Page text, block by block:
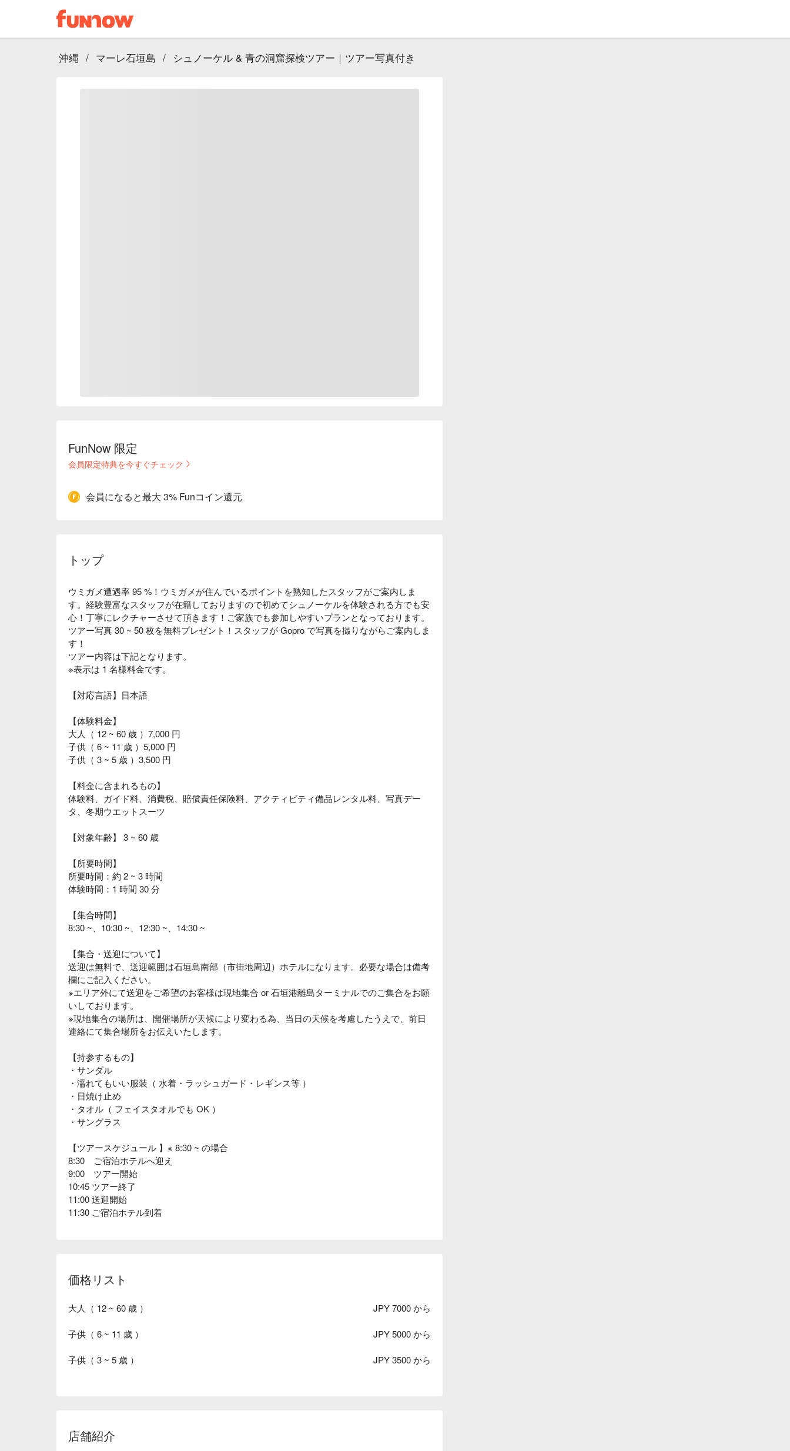
沖縄 / マーレ石垣島 / シュノーケル & 青の洞窟探検ツアー｜ツアー写真付き
FunNow 限定
会員限定特典を今すぐチェック
会員になると最大 3% Funコイン還元
トップ
ウミガメ遭遇率 95 %！ウミガメが住んでいるポイントを熟知したスタッフがご案内しま
す。経験豊富なスタッフが在籍しておりますので初めてシュノーケルを体験される方でも安
心！丁寧にレクチャーさせて頂きます！ご家族でも参加しやすいプランとなっております。
ツアー写真 30 ~ 50 枚を無料プレゼント！スタッフが Gopro で写真を撮りながらご案内しま
す！
ツアー内容は下記となります。
※表示は 1 名様料金です。
【対応言語】日本語
【体験料金】
大人（ 12 ~ 60 歳 ）7,000 円
子供（ 6 ~ 11 歳 ）5,000 円
子供（ 3 ~ 5 歳 ）3,500 円
【料金に含まれるもの】
体験料、ガイド料、消費税、賠償責任保険料、アクティビティ備品レンタル料、写真デー
タ、冬期ウエットスーツ
【対象年齢】 3 ~ 60 歳
【所要時間】
所要時間：約 2 ~ 3 時間
体験時間：1 時間 30 分
【集合時間】
8:30 ~、10:30 ~、12:30 ~、14:30 ~
【集合・送迎について】
送迎は無料で、送迎範囲は石垣島南部（市街地周辺）ホテルになります。必要な場合は備考
欄にご記入ください。
※エリア外にて送迎をご希望のお客様は現地集合 or 石垣港離島ターミナルでのご集合をお願
いしております。
※現地集合の場所は、開催場所が天候により変わる為、当日の天候を考慮したうえで、前日
連絡にて集合場所をお伝えいたします。
【持参するもの】
・サンダル
・濡れてもいい服装（ 水着・ラッシュガード・レギンス等 ）
・日焼け止め
・タオル（ フェイスタオルでも OK ）
・サングラス
【ツアースケジュール 】※ 8:30 ~ の場合
8:30 ご宿泊ホテルへ迎え
9:00 ツアー開始
10:45 ツアー終了
11:00 送迎開始
11:30 ご宿泊ホテル到着
価格リスト
大人（ 12 ~ 60 歳 ） JPY 7000 から
子供（ 6 ~ 11 歳 ） JPY 5000 から
子供（ 3 ~ 5 歳 ） JPY 3500 から
店舗紹介